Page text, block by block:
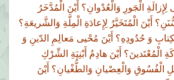
الْجَورِ وَالْعُدْوانِ؟ أَيْنَ الْمُدَّخَرُ
أَيْنَ الْمُتَخَيَّرُ لِإِعادَةِ الْمِلَّةِ وَالشَّريعَةِ؟
وَ حُدُودِهِ؟ أَيْنَ مُحْيى مَعالِمِ الدّينِ وَ
الْمُعْتَدينَ؟ أَيْنَ هادِمُ أَبْنِيَةِ الشِّرْكِ
الْفُسُوقِ وَالْعِصْيانِ وَالطُّغْيانِ؟ أَيْنَ